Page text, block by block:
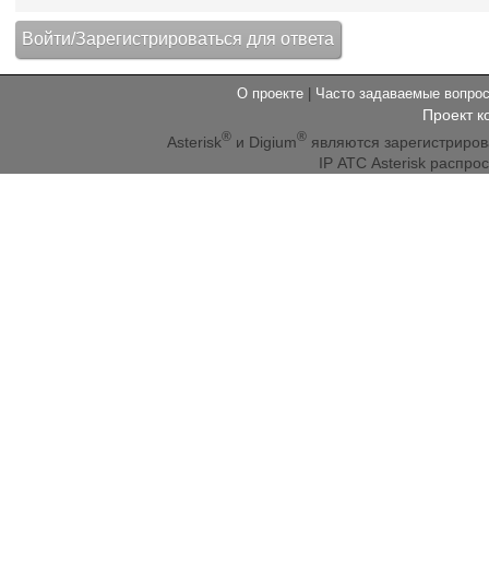
О проекте Часто задаваемые
Проект
Asterisk® и Digium® являются
IP АТС Asterisk